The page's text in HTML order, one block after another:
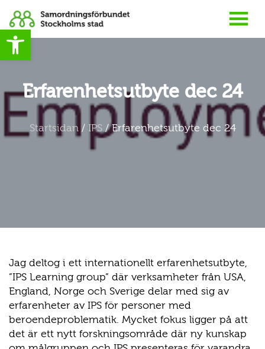
Open toolbar
Erfarenhetsutbyte dec 24
Startsidan/ IPS/Erfarenhetsutbyte dec 24
Jag deltog i ett internationellt erfarenhetsutbyte,
”IPS Learning group” där verksamheter från USA,
England, Norge och Sverige delar med sig av
erfarenheter av IPS för personer med
beroendeproblematik. Mycket fokus ligger på att
det är ett nytt forskningsområde där ny kunskap